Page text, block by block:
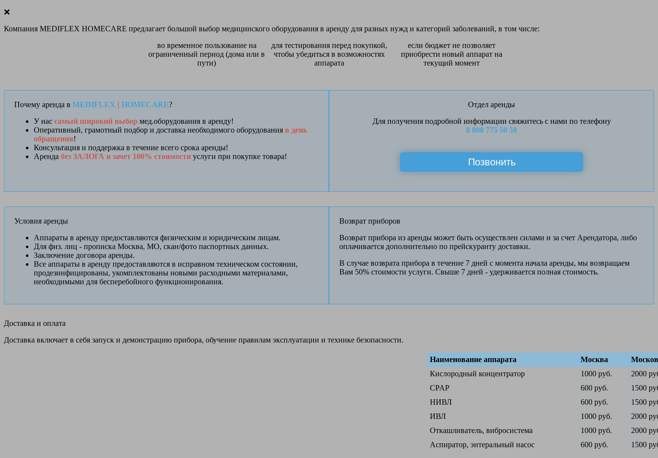
❌
Компания MEDIFLEX HOMECARE предлагает большой выбор медицинского оборудования в аренду для разных нужд и категорий заболеваний, в том числе:
во временное пользование на
ограниченный период (дома или в
пути)
для тестирования перед покупкой,
чтобы убедиться в возможностях
аппарата
если бюджет не позволяет
приобрести новый аппарат на
текущий момент
Почему аренда в MEDIFLEX | HOMECARE?
У нас самый широкий выбор мед.оборудования в аренду!
Оперативный, грамотный подбор и доставка необходимого оборудования в день
обращения!
Консультация и поддержка в течение всего срока аренды!
Аренда без ЗАЛОГА и зачет 100% стоимости услуги при покупке товара!
Отдел аренды
Для получения подробной информации свяжитесь с нами по телефону
8 800 775 50 58
Позвонить
Условия аренды
Аппараты в аренду предоставляются физическим и юридическим лицам.
Для физ. лиц - прописка Москва, МО, скан/фото паспортных данных.
Заключение договора аренды.
Все аппараты в аренду предоставляются в исправном техническом состоянии,
продезинфицированы, укомплектованы новыми расходными материалами,
необходимыми для бесперебойного функционирования.
Возврат приборов
Возврат прибора из аренды может быть осуществлен силами и за счет Арендатора, либо
оплачивается дополнительно по прейскуранту доставки.
В случае возврата прибора в течение 7 дней с момента начала аренды, мы возвращаем
Вам 50% стоимости услуги. Свыше 7 дней - удерживается полная стоимость.
Доставка и оплата
Доставка включает в себя запуск и демонстрацию прибора, обучение правилам эксплуатации и технике безопасности.
Наименование аппарата Москва
Кислородный концентратор
1000 руб.
2000
CPAP
600 руб.
1500
НИВЛ
600 руб.
1500
ИВЛ
1000 руб.
2000
Откашливатель, вибросистема
1000 руб.
2000
Аспиратор, энтеральный насос
600 руб. 1500